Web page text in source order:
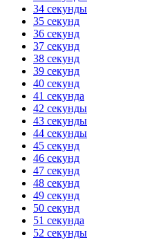
34 секунды
35 секунд
36 секунд
37 секунд
38 секунд
39 секунд
40 секунд
41 секунда
42 секунды
43 секунды
44 секунды
45 секунд
46 секунд
47 секунд
48 секунд
49 секунд
50 секунд
51 секунда
52 секунды